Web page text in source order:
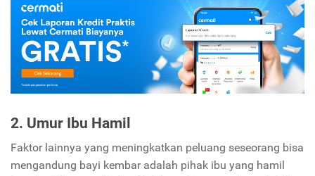
2. Umur Ibu Hamil
Faktor lainnya yang meningkatkan peluang seseorang bisa
mengandung bayi kembar adalah pihak ibu yang hamil